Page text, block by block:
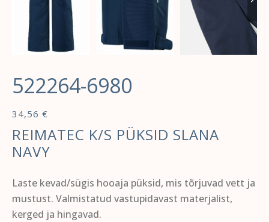
522264-6980
34,56 €
REIMATEC K/S PÜKSID SLANA
NAVY
Laste kevad/sügis hooaja püksid, mis tõrjuvad vett ja
mustust. Valmistatud vastupidavast materjalist,
kerged ja hingavad.